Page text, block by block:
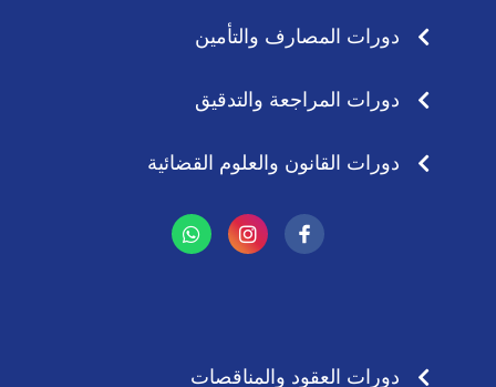
دورات المصارف والتأمين
دورات المراجعة والتدقيق
دورات القانون والعلوم القضائية
I
n
s
a
W
h
a
دورات العقود والمناقصات